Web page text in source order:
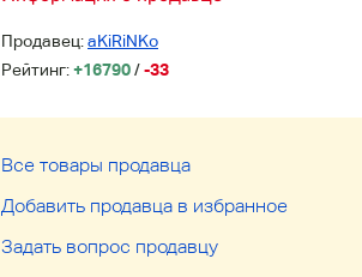
Продавец:aKiRiNKo
Рейтинг:+16790/-33
Все товары продавца
Добавить продавца в избранное
Задать вопрос продавцу